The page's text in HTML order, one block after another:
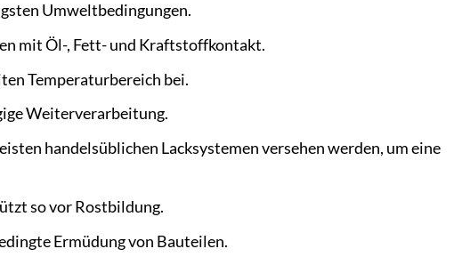
Umweltbedingungen.
mit Öl-, Fett- und Kraftstoffkontakt.
Temperaturbereich bei.
Weiterverarbeitung.
handelsüblichen Lacksystemen versehen werden, um eine
so vor Rostbildung.
Ermüdung von Bauteilen.